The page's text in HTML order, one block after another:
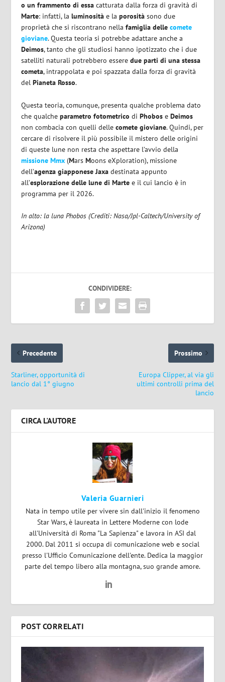
o un frammento di essa catturata dalla forza di gravità di
Marte: infatti, laluminosità e la porosità sono due
proprietà che si riscontrano nellafamiglia dellecomete
gioviane. Questa teoria si potrebbe adattare anche a
Deimos, tanto che gli studiosi hanno ipotizzato che i due
satelliti naturali potrebbero esseredue parti di una stessa
cometa, intrappolata e poi spazzata dalla forza di gravità
delPianeta Rosso.
Questa teoria, comunque, presenta qualche problema dato
che qualcheparametro fotometrico diPhobos eDeimos
non combacia con quelli dellecomete gioviane. Quindi, per
cercare di risolvere il più possibile il mistero delle origini
di queste lune non resta che aspettare l’avvio della
missione Mmx (MarsMoons eXploration), missione
dell’agenza giapponese Jaxa destinata appunto
all’esplorazione delle lune di Marte e il cui lancio è in
programma per il 2026.
In alto: la luna Phobos (Crediti: Nasa/Jpl-Caltech/University of
Arizona)
CONDIVIDERE:
Precedente
Starliner, opportunità di
lancio dal 1° giugno
Prossimo
Europa Clipper, al via gli
ultimi controlli prima del
lancio
CIRCA L'AUTORE
Valeria Guarnieri
Nata in tempo utile per vivere sin dall'inizio il fenomeno
Star Wars, è laureata in Lettere Moderne con lode
all'Università di Roma "La Sapienza" e lavora in ASI dal
2000. Dal 2011 si occupa di comunicazione web e social
presso l'Ufficio Comunicazione dell'ente. Dedica la maggior
parte del tempo libero alla montagna, suo grande amore.
POST CORRELATI